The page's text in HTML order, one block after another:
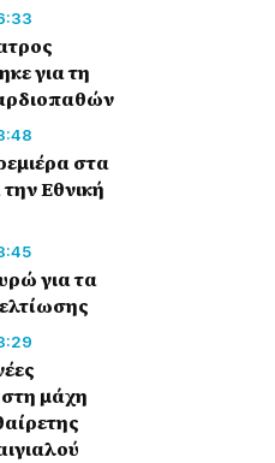
για τη
στα
Εθνική
για τα
μάχη